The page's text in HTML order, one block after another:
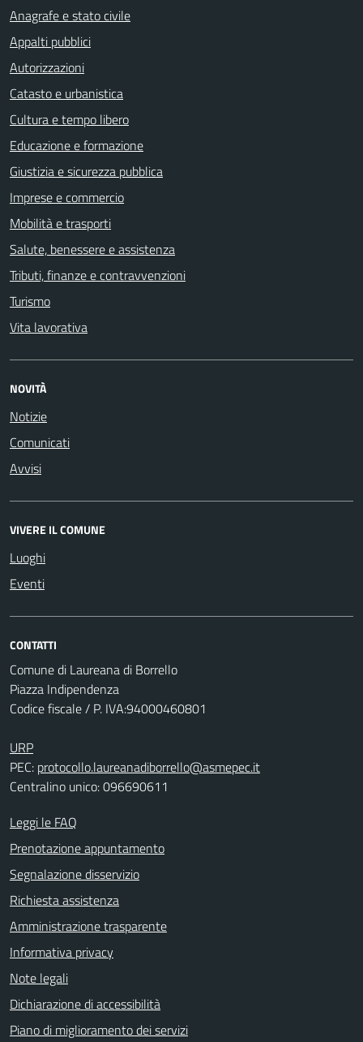
Anagrafe e stato civile
Appalti pubblici
Autorizzazioni
Catasto e urbanistica
Cultura e tempo libero
Educazione e formazione
Giustizia e sicurezza pubblica
Imprese e commercio
Mobilità e trasporti
Salute, benessere e assistenza
Tributi, finanze e contravvenzioni
Turismo
Vita lavorativa
NOVITÀ
Notizie
Comunicati
Avvisi
VIVERE IL COMUNE
Luoghi
Eventi
CONTATTI
Comune di Laureana di Borrello
Piazza Indipendenza
Codice fiscale / P. IVA:94000460801
URP
PEC: protocollo.laureanadiborrello@asmepec.it
Centralino unico: 096690611
Leggi le FAQ
Prenotazione appuntamento
Segnalazione disservizio
Richiesta assistenza
Amministrazione trasparente
Informativa privacy
Note legali
Dichiarazione di accessibilità
Piano di miglioramento dei servizi